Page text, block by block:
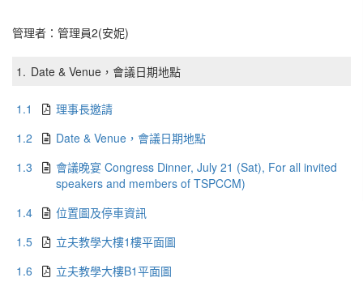
管理者： 管理員2(安妮)
1. Date & Venue，會議日期地點
1.1
理事長邀請
1.2
Date & Venue，會議日期地點
1.3
會議晚宴 Congress Dinner, July 21 (Sat), For all invited
speakers and members of TSPCCM)
1.4
位置圖及停車資訊
1.5
立夫教學大樓1樓平面圖
1.6
立夫教學大樓B1平面圖